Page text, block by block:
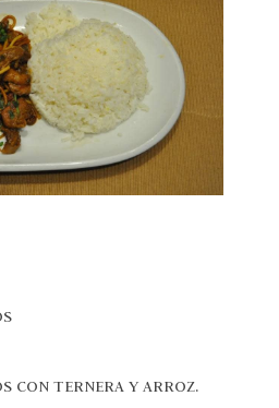
CON TERNERA Y ARROZ.